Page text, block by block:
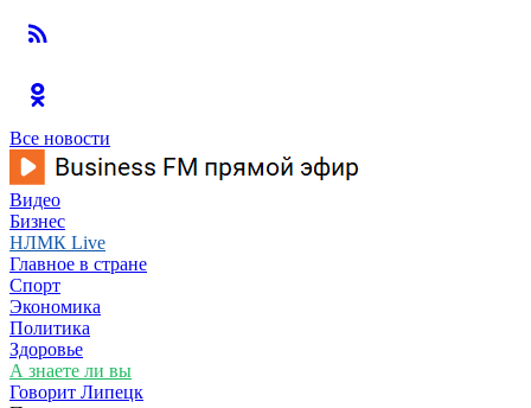
Все новости
Видео
Бизнес
НЛМК Live
Главное в стране
Спорт
Экономика
Политика
Здоровье
А знаете ли вы
Говорит Липецк